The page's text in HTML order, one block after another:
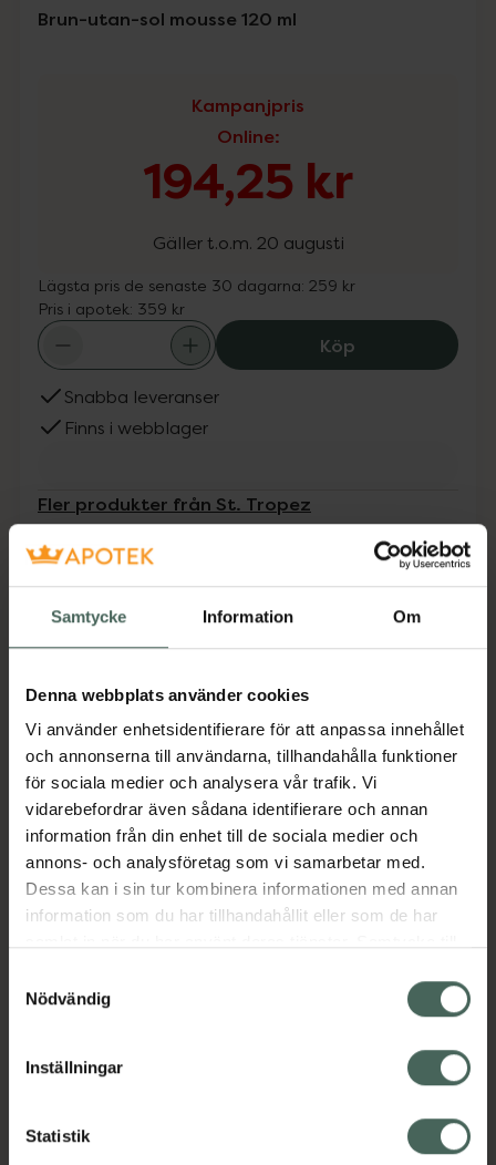
Samtycke Information Om
Denna webbplats använder cookies
Vi använder enhetsidentifierare för att anpassa innehållet
och annonserna till användarna, tillhandahålla funktioner
för sociala medier och analysera vår trafik. Vi
vidarebefordrar även sådana identifierare och annan
information från din enhet till de sociala medier och
annons- och analysföretag som vi samarbetar med.
Dessa kan i sin tur kombinera informationen med annan
information som du har tillhandahållit eller som de har
återkalla ditt samtycke via webbplatsens
cookieinställningar. Ett återkallat samtycke påverkar inte
lagligheten av behandling som skett innan återkallelsen.
Nödvändig
Inställningar
Statistik
Brun-utan-sol mousse 120 ml
Kampanjpris
Online:
194,25 kr
Gäller t.o.m. 20 augusti
Lägsta pris de senaste 30 dagarna: 259 kr
Pris i apotek: 359 kr
KöpSt.Tropez Self
Snabba leveranser
Finns i webblager
Fler produkter från St. Tropez
Aktuella erbjudanden
applicera och ger en naturligt jämn gyllenbrun
lukt.
Jämförpris 2991,67 kr/l
EAN:05060022300521
Kategorier:
Brun utan sol Brun utan sol-mousse
Hudvård
Omdömen Visa
Innehåll Visa
Instruktioner Visa